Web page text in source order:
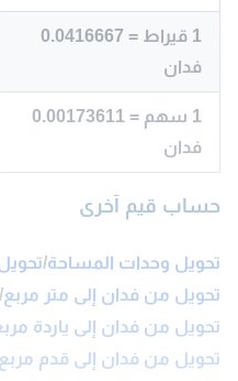
1 قيراط = 0.0416667
فدان
1 سهم = 0.00173611
فدان
حساب قيم آخرى
تحويل وحدات المساحة/
تحويل من فدان إلى متر مربع/
تحويل من فدان إلى ياردة
تحويل من فدان إلى قدم مربع